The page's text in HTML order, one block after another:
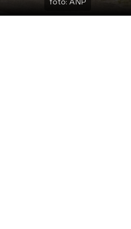
foto: ANP